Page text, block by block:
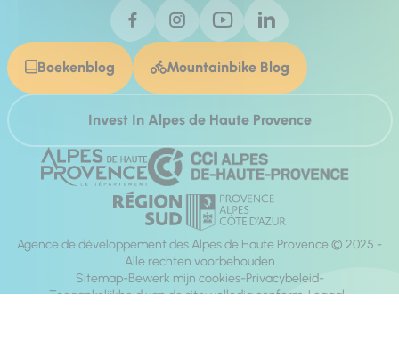
Boekenblog Mountainbike Blog
Invest In Alpes de Haute Provence
Agence de développement des Alpes de Haute Provence © 2025 -
Alle rechten voorbehouden
Sitemap Bewerk mijn cookies Privacybeleid
Toegankelijkheid van de site: volledig conform Legaal